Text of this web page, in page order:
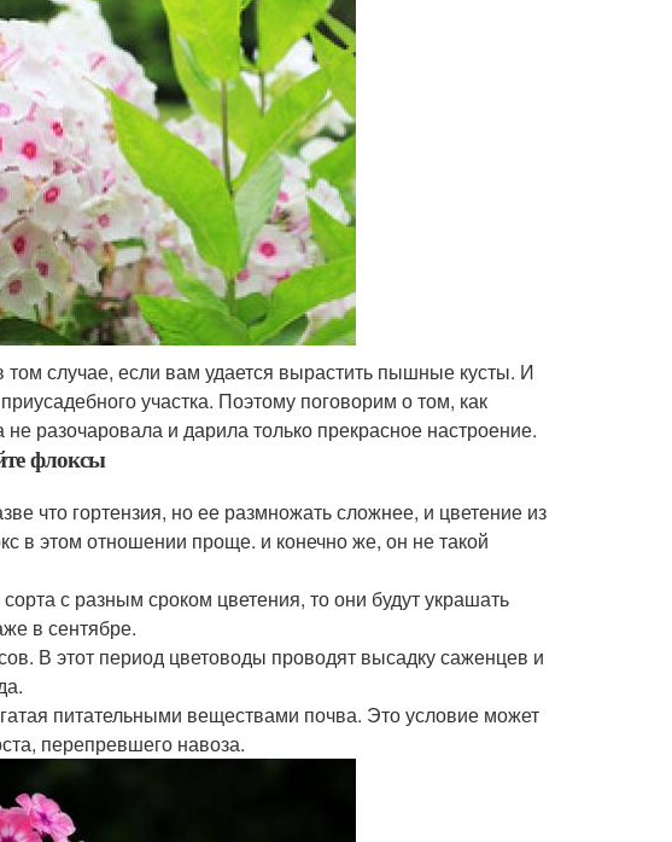
случае, если вам удается вырастить пышные кусты. И
участка. Поэтому поговорим о том, как
разочаровала и дарила только прекрасное настроение.
флоксы
что гортензия, но ее размножать сложнее, и цветение из
в этом отношении проще. и конечно же, он не такой
с разным сроком цветения, то они будут украшать
в сентябре.
В этот период цветоводы проводят высадку саженцев и
питательными веществами почва. Это условие может
перепревшего навоза.